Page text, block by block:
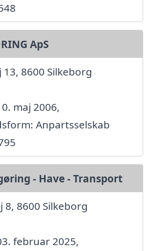
ApS
13, 8600 Silkeborg
maj 2006,
Anpartsselskab
- Have - Transport
8600 Silkeborg
februar 2025,